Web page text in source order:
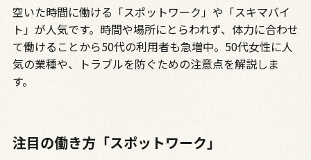
u
t
空いた時間に働ける「スポットワーク」や「スキマバイ
ト」が人気です。時間や場所にとらわれず、体力に合わせ
て働けることから50代の利用者も急増中。50代女性に人
気の業種や、トラブルを防ぐための注意点を解説しま
す。
注目の働き方「スポットワーク」